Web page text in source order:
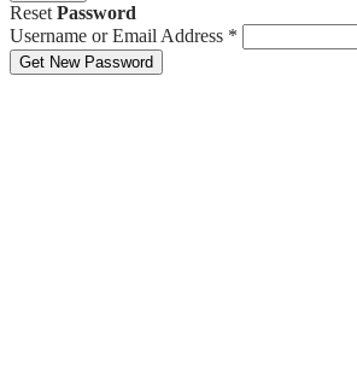
Reset Password
Username or Email Address *
Get New Password